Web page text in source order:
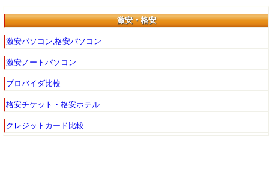
激安・格安
激安パソコン,格安パソコン
激安ノートパソコン
プロバイダ比較
格安チケット・格安ホテル
クレジットカード比較